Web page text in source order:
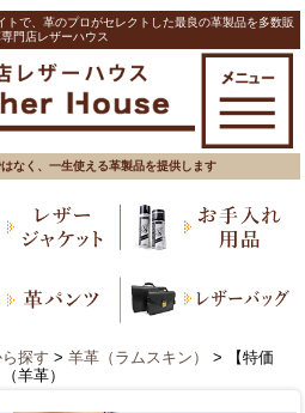
トで、革のプロがセレクトした最良の革製品を多数販
門店レザーハウス
なく、一生使える革製品を提供します
探す > 羊革（ラムスキン）
> 【特価
羊革）